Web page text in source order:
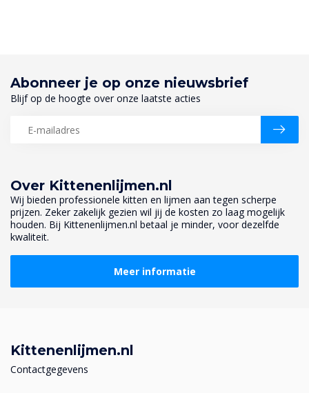
Over Kittenenlijmen.nl
Wij bieden professionele kitten en lijmen aan tegen scherpe
prijzen. Zeker zakelijk gezien wil jij de kosten zo laag mogelijk
houden. Bij Kittenenlijmen.nl betaal je minder, voor dezelfde
kwaliteit.
Meer informatie
Abonneer je op onze nieuwsbrief
Blijf op de hoogte over onze laatste acties
Kittenenlijmen.nl
Contactgegevens